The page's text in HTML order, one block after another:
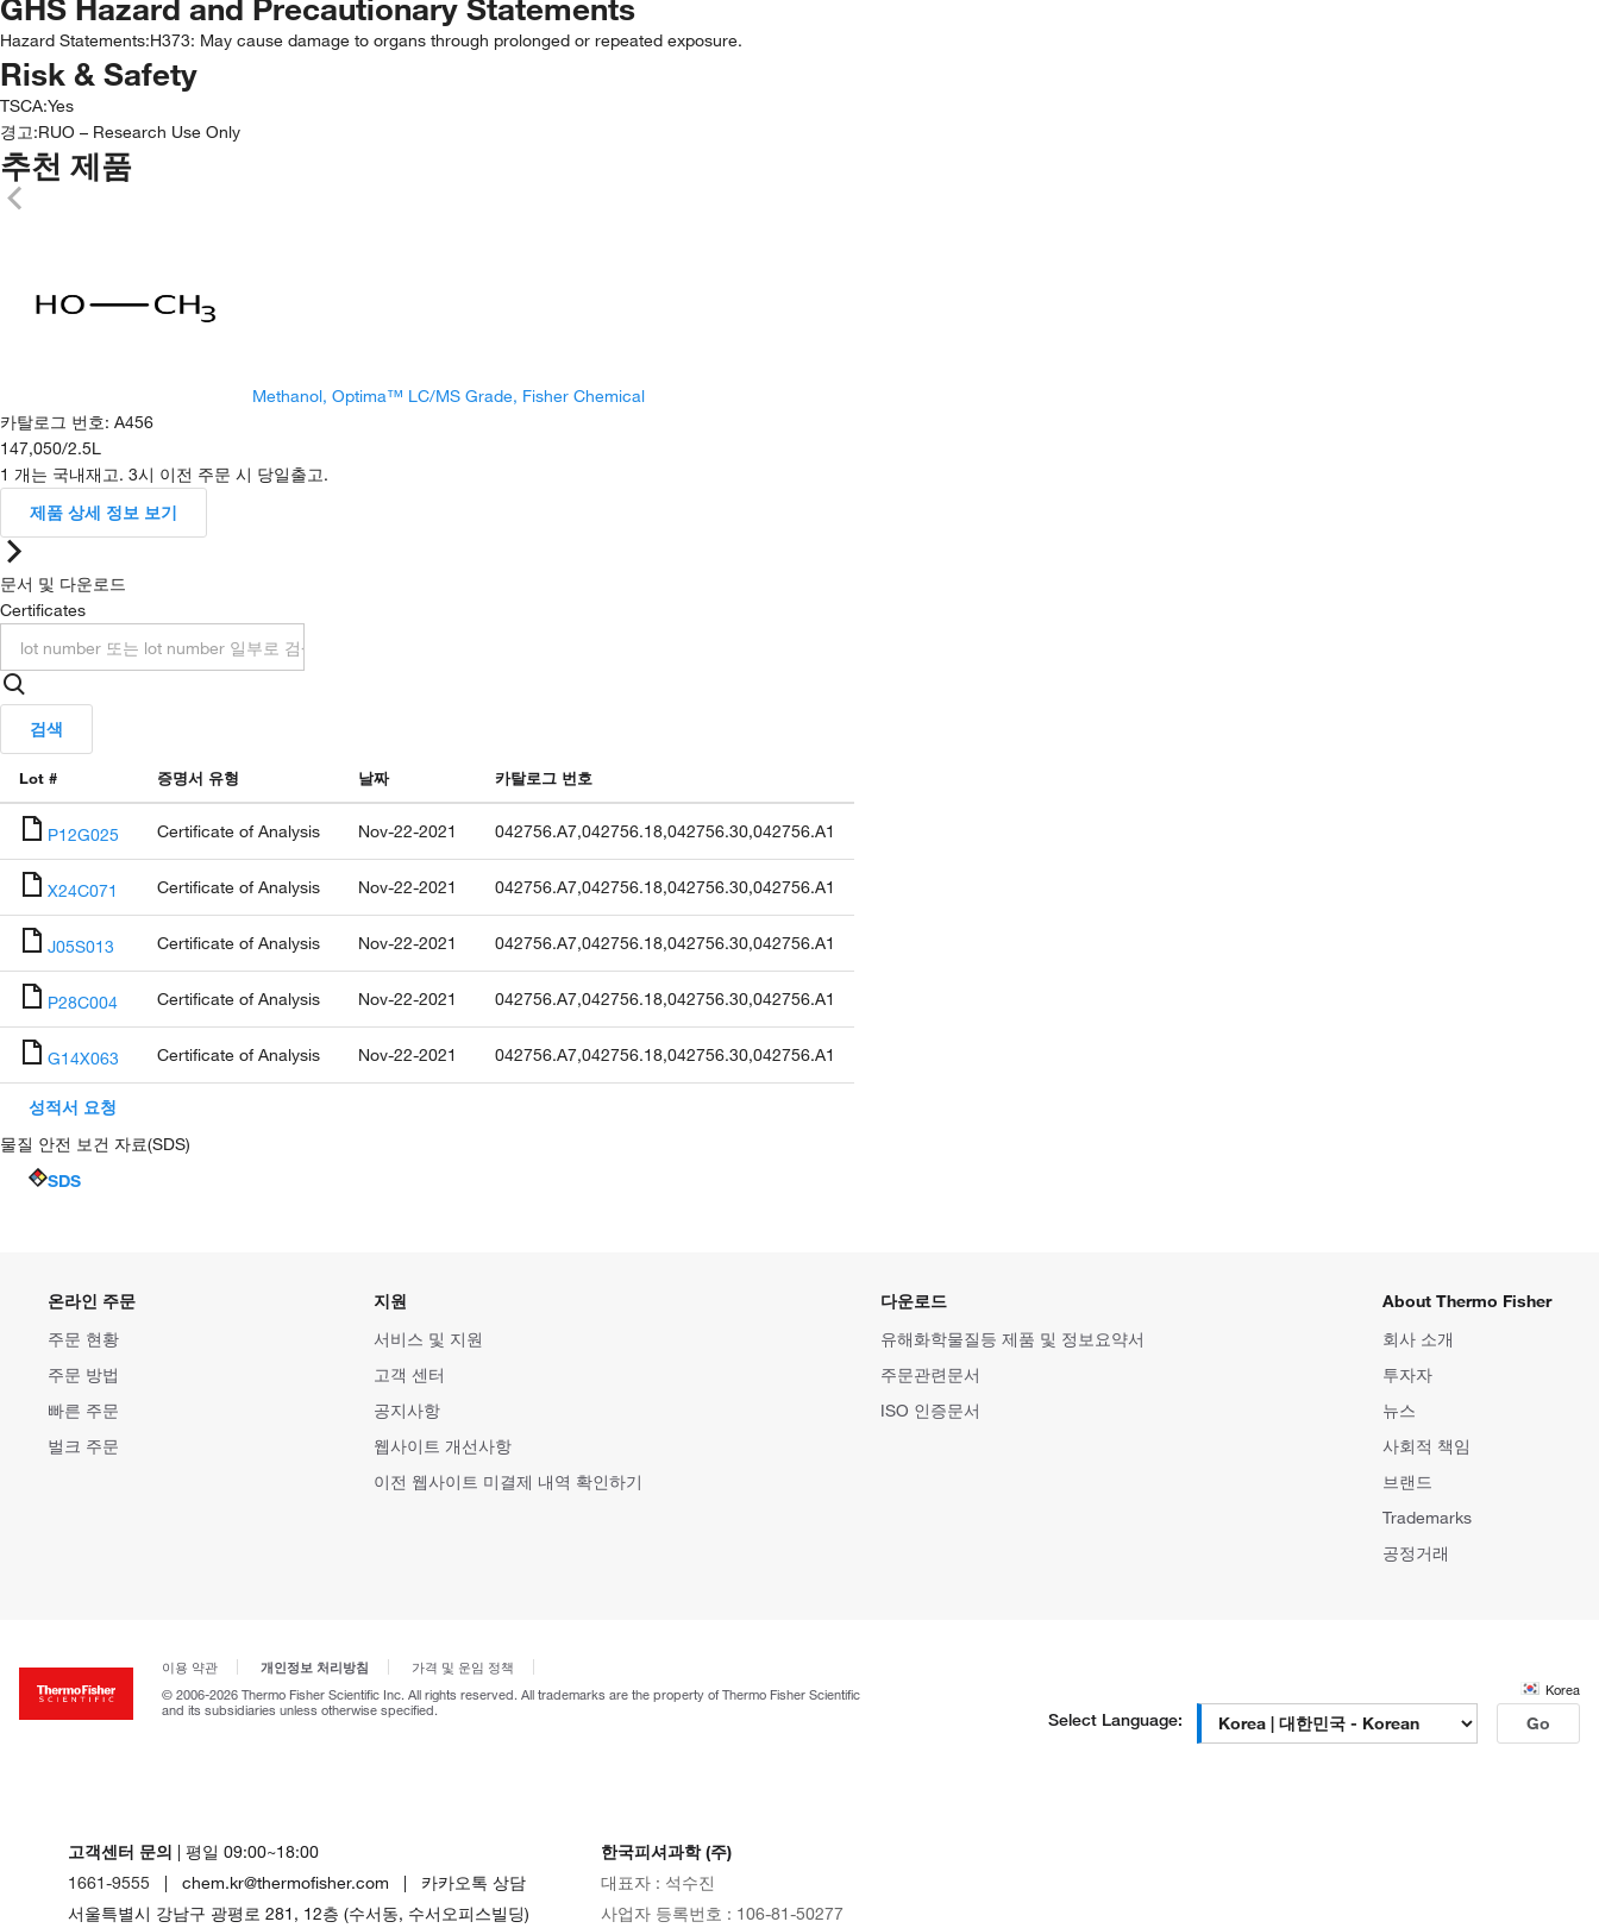
Hazard Statements:H373: May cause damage to organs through prolonged or repeated exposure.
Risk & Safety
TSCA:Yes
경고:RUO – Research Use Only
추천 제품
Methanol, Optima™ LC/MS Grade, Fisher Chemical
카탈로그 번호: A456
147,050/2.5L
1 개는 국내재고. 3시 이전 주문 시 당일출고.
제품 상세 정보 보기
문서 및 다운로드
Certificates
검색
Lot # 증명서 유형 날짜 카탈로그 번호
P12G025 Certificate of Analysis Nov-22-2021 042756.A7,042756.18,042756.30,042756.A1
X24C071 Certificate of Analysis Nov-22-2021 042756.A7,042756.18,042756.30,042756.A1
J05S013 Certificate of Analysis Nov-22-2021 042756.A7,042756.18,042756.30,042756.A1
P28C004 Certificate of Analysis Nov-22-2021 042756.A7,042756.18,042756.30,042756.A1
G14X063 Certificate of Analysis Nov-22-2021 042756.A7,042756.18,042756.30,042756.A1
성적서 요청
물질 안전 보건 자료(SDS)
SDS
온라인 주문
주문 현황
주문 방법
빠른 주문
벌크 주문
지원
서비스 및 지원
고객 센터
공지사항
웹사이트 개선사항
이전 웹사이트 미결제 내역 확인하기
다운로드
유해화학물질등 제품 및 정보요약서
주문관련문서
ISO 인증문서
About Thermo Fisher
회사 소개
투자자
뉴스
사회적 책임
브랜드
Trademarks
공정거래
이용 약관 개인정보 처리방침
가격 및 운임 정책
© 2006-2026 Thermo Fisher Scientific Inc. All rights reserved. All trademarks are the property of Thermo Fisher Scientific
and its subsidiaries unless otherwise specified.
Korea
Select Language: Go
고객센터 문의 | 평일 09:00~18:00
1661-9555 | chem.kr@thermofisher.com | 카카오톡 상담
서울특별시 강남구 광평로 281, 12층 (수서동, 수서오피스빌딩)
한국피셔과학 (주)
대표자 : 석수진
사업자 등록번호 : 106-81-50277